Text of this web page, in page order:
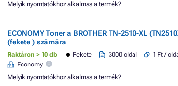
Melyik nyomtatókhoz alkalmas a termék?
ECONOMY Toner a BROTHER TN-2510-XL
(fekete ) számára
Raktáron > 10 db Fekete 3000 oldal
1 Ft /
Economy
Melyik nyomtatókhoz alkalmas a termék?